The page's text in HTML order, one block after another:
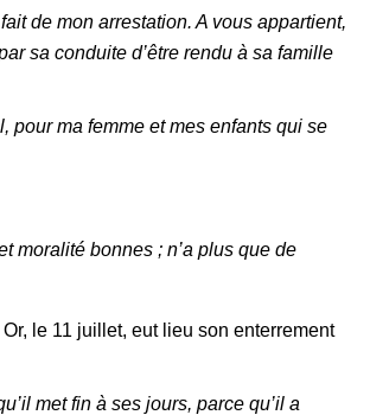
de mon arrestation. A vous appartient,
sa conduite d’être rendu à sa famille
pour ma femme et mes enfants qui se
moralité bonnes ; n’a plus que de
le 11 juillet, eut lieu son enterrement
met fin à ses jours, parce qu’il a